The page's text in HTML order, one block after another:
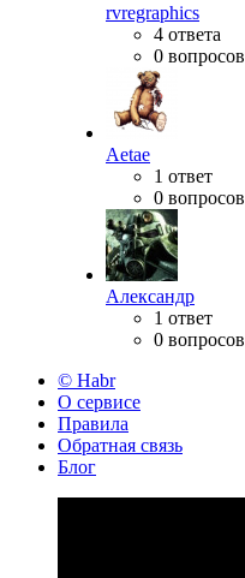
rvregraphics
4 ответа
0 вопросов
Aetae
1 ответ
0 вопросов
Александр
1 ответ
0 вопросов
© Habr
О сервисе
Правила
Обратная связь
Блог